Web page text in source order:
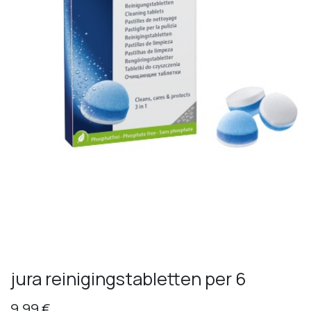
​jura reinigingstabletten per 6